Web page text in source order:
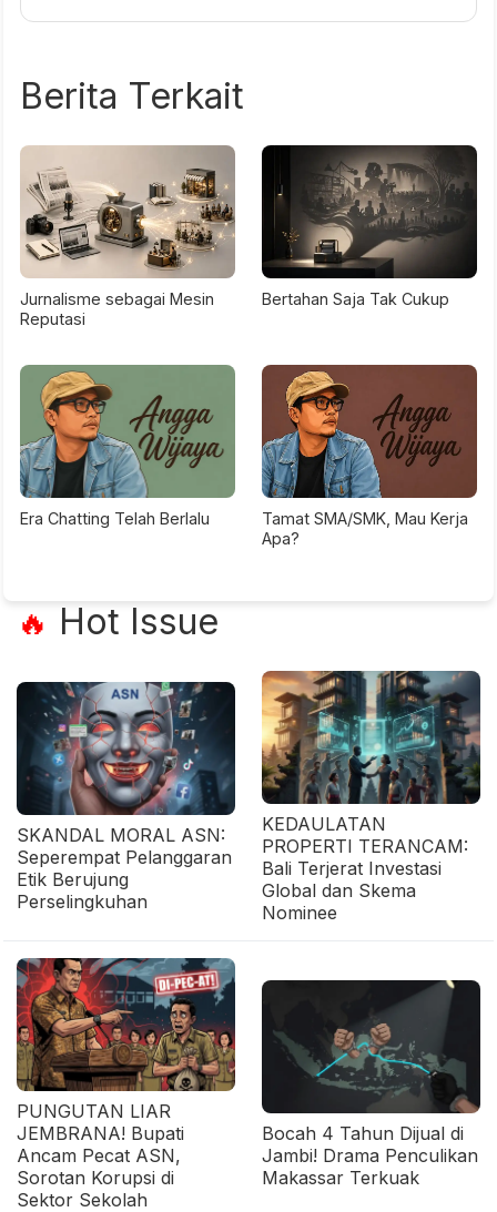
Berita Terkait
Jurnalisme sebagai Mesin
Reputasi
Bertahan Saja Tak Cukup
Era Chatting Telah Berlalu
Tamat SMA/SMK, Mau Kerja
Apa?
🔥 Hot Issue
SKANDAL MORAL ASN:
Seperempat Pelanggaran
Etik Berujung
Perselingkuhan
KEDAULATAN
PROPERTI TERANCAM:
Bali Terjerat Investasi
Global dan Skema
Nominee
PUNGUTAN LIAR
JEMBRANA! Bupati
Ancam Pecat ASN,
Sorotan Korupsi di
Sektor Sekolah
Bocah 4 Tahun Dijual di
Jambi! Drama Penculikan
Makassar Terkuak